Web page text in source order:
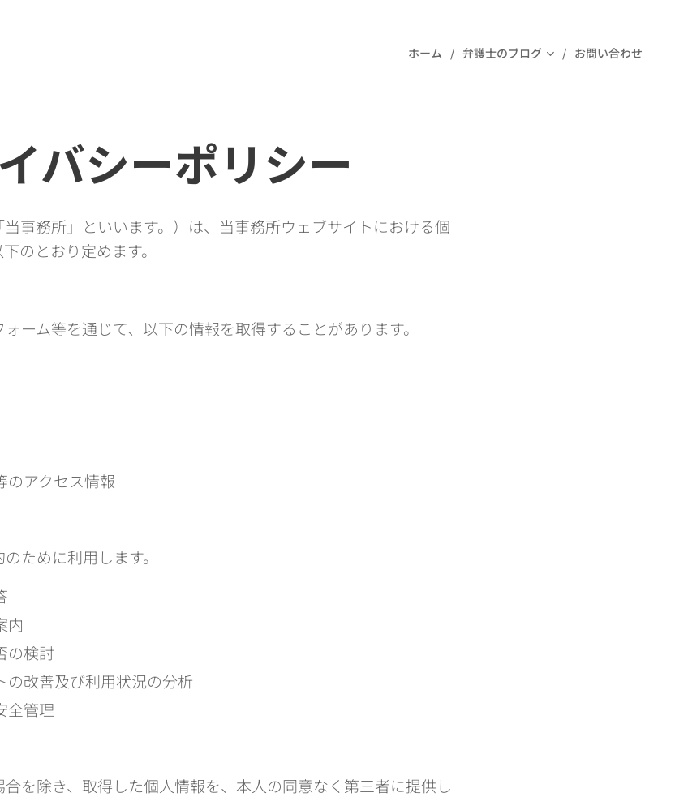
ホーム 弁護士のブログ お問い合わせ
バシーポリシー
事務所」といいます。）は、当事務所ウェブサイトにおける個
のとおり定めます。
ーム等を通じて、以下の情報を取得することがあります。
のアクセス情報
ために利用します。
内
の検討
の改善及び利用状況の分析
全管理
を除き、取得した個人情報を、本人の同意なく第三者に提供し